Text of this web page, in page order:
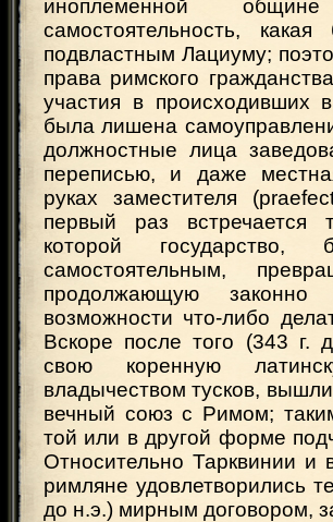
иноплеменной
самостоятельность,
подвластным Лациуму;
права римского
участия в происходивших
была лишена
должностные лица
переписью, и даже
руках заместителя
первый раз встречается
которой
самостоятельным,
продолжающую
возможности что-либо
Вскоре после того (343 г.
свою коренную
владычеством тусков,
вечный союз с Римом;
той или в другой форме
Относительно Тарквинии и
римляне удовлетворились
до н.э.) мирным договором,